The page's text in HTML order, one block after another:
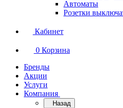
Автоматы
Розетки
Кабинет
0 Корзина
Бренды
Акции
Услуги
Компания
Назад